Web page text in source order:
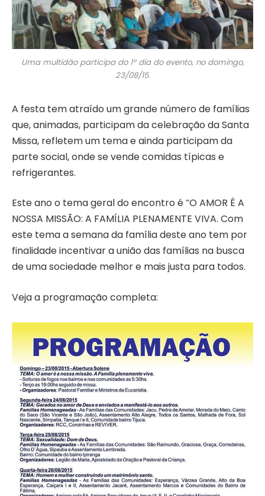
Uma multidão participa do 1º dia do evento, no domingo,
23/08/15.
A festa tem atraído um grande número de famílias
que, animadas, participam da celebração da Santa
Missa, refletem um tema e ainda participam da
parte social, onde se vende comidas típicas e
refrigerantes.
Este ano o tema geral do encontro é “O AMOR É A
NOSSA MISSÃO: A FAMÍLIA PLENAMENTE VIVA. Com
este tema a semana da família deste ano tem por
finalidade incentivar a união das famílias na busca
de uma sociedade melhor e mais justa para todos.
Veja a programação completa: